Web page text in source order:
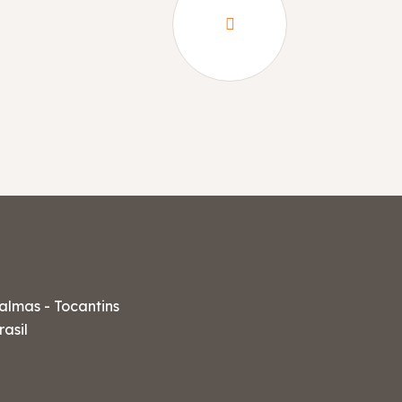
- Tocantins